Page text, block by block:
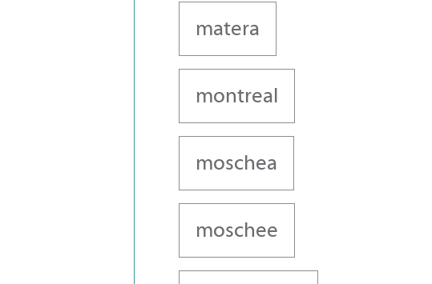
matera
montreal
moschea
moschee